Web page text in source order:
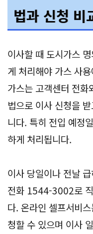
법과 신청 비
이사할 때 도시가스
게 처리해야 가스 사
가스는 고객센터 전
법으로 이사 신청을
니다. 특히 전입 예정
하게 처리됩니다.
이사 당일이나 전날
전화 1544-3002로
다. 온라인 셀프서비
청할 수 있으며 이사